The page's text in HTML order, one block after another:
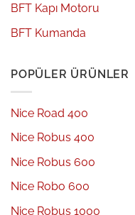
BFT Kapı Motoru
BFT Kumanda
POPÜLER ÜRÜNLER
Nice Road 400
Nice Robus 400
Nice Robus 600
Nice Robo 600
Nice Robus 1000